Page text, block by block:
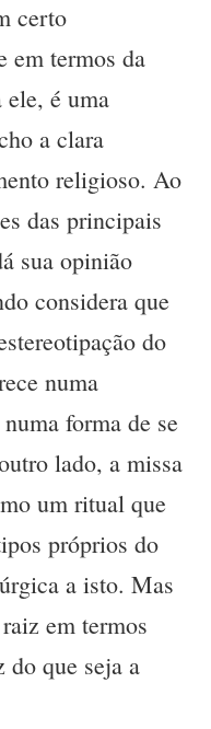
certo
em termos da
ele, é uma
a clara
religioso. Ao
das principais
sua opinião
considera que
do
numa
forma de se
lado, a missa
um ritual que
próprios do
a isto. Mas
em termos
do que seja a